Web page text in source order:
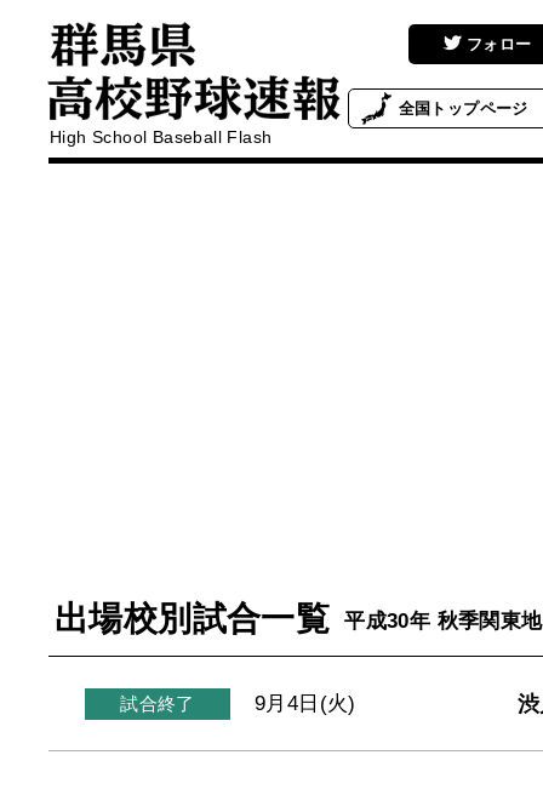
High School Baseball Flash
フォロー
全国 トップページ
出場校別試合一覧 平成30年 秋季関東
試合終了 9月4日(火)